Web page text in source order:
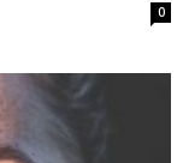
0